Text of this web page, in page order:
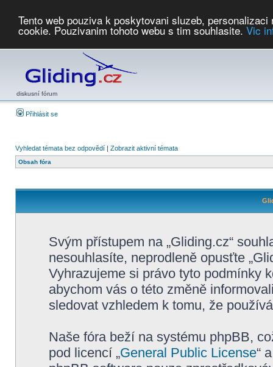
Tento web pouziva k poskytovani sluzeb,
cookie. Pouzivanim tohoto webu s tim souhlasite. Vic
diskusní fórum
Přihlásit se
Vyhledat témata bez odpovědí | Zobrazit aktivní témata
Obsah fóra
Svým přístupem na „Gliding.cz“
nesouhlasíte, neprodleně opusťte
Vyhrazujeme si právo tyto podmínky
abychom vás o této změně
sledovat vzhledem k tomu, že
Naše fóra beží na systému phpBB,
pod licencí „General Public License“